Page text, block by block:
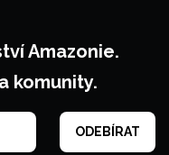
Amazonie.
komunity.